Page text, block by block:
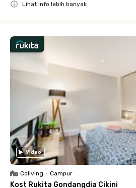
Lihat info lebih banyak
Video
Coliving • Campur
Kost Rukita Gondangdia Cikini